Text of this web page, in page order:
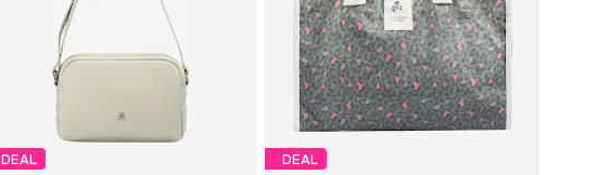
DEAL DEAL